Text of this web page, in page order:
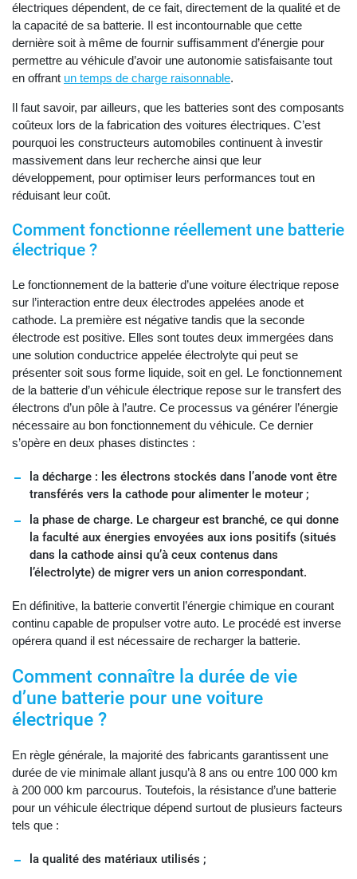
électriques dépendent, de ce fait, directement de la qualité et de
la capacité de sa batterie. Il est incontournable que cette
dernière soit à même de fournir suffisamment d’énergie pour
permettre au véhicule d’avoir une autonomie satisfaisante tout
en offrant un temps de charge raisonnable.
Il faut savoir, par ailleurs, que les batteries sont des composants
coûteux lors de la fabrication des voitures électriques. C’est
pourquoi les constructeurs automobiles continuent à investir
massivement dans leur recherche ainsi que leur
développement, pour optimiser leurs performances tout en
réduisant leur coût.
Comment fonctionne réellement une batterie
électrique ?
Le fonctionnement de la batterie d’une voiture électrique repose
sur l’interaction entre deux électrodes appelées anode et
cathode. La première est négative tandis que la seconde
électrode est positive. Elles sont toutes deux immergées dans
une solution conductrice appelée électrolyte qui peut se
présenter soit sous forme liquide, soit en gel. Le fonctionnement
de la batterie d’un véhicule électrique repose sur le transfert des
électrons d’un pôle à l’autre. Ce processus va générer l’énergie
nécessaire au bon fonctionnement du véhicule. Ce dernier
s’opère en deux phases distinctes :
la décharge : les électrons stockés dans l’anode vont être
transférés vers la cathode pour alimenter le moteur ;
la phase de charge. Le chargeur est branché, ce qui donne
la faculté aux énergies envoyées aux ions positifs (situés
dans la cathode ainsi qu’à ceux contenus dans
l’électrolyte) de migrer vers un anion correspondant.
En définitive, la batterie convertit l’énergie chimique en courant
continu capable de propulser votre auto. Le procédé est inverse
opérera quand il est nécessaire de recharger la batterie.
Comment connaître la durée de vie
d’une batterie pour une voiture
électrique ?
En règle générale, la majorité des fabricants garantissent une
durée de vie minimale allant jusqu’à 8 ans ou entre 100 000 km
à 200 000 km parcourus. Toutefois, la résistance d’une batterie
pour un véhicule électrique dépend surtout de plusieurs facteurs
tels que :
la qualité des matériaux utilisés ;